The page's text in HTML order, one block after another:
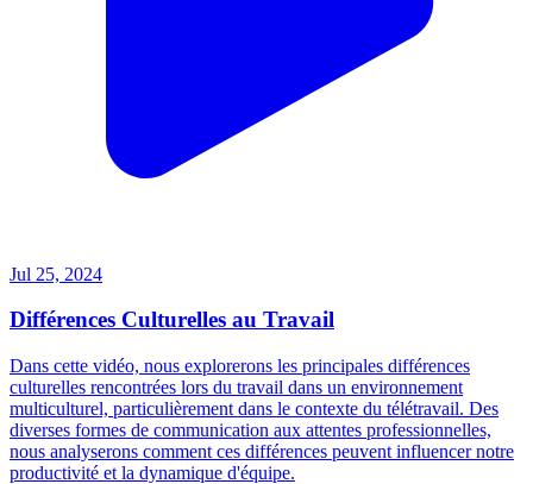
Jul 25, 2024
Différences Culturelles au Travail
Dans cette vidéo, nous explorerons les principales différences
culturelles rencontrées lors du travail dans un environnement
multiculturel, particulièrement dans le contexte du télétravail. Des
diverses formes de communication aux attentes professionnelles,
nous analyserons comment ces différences peuvent influencer notre
productivité et la dynamique d'équipe.